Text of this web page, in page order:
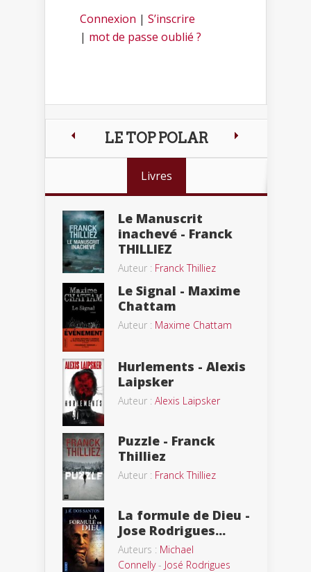
Connexion | S’inscrire
| mot de passe oublié ?
LE TOP POLAR
Livres
Le Manuscrit
inachevé - Franck
THILLIEZ
Auteur : Franck Thilliez
Le Signal - Maxime
Chattam
Auteur : Maxime Chattam
Hurlements - Alexis
Laipsker
Auteur : Alexis Laipsker
Puzzle - Franck
Thilliez
Auteur : Franck Thilliez
La formule de Dieu -
Jose Rodrigues...
Auteurs : Michael
Connelly- José Rodrigues